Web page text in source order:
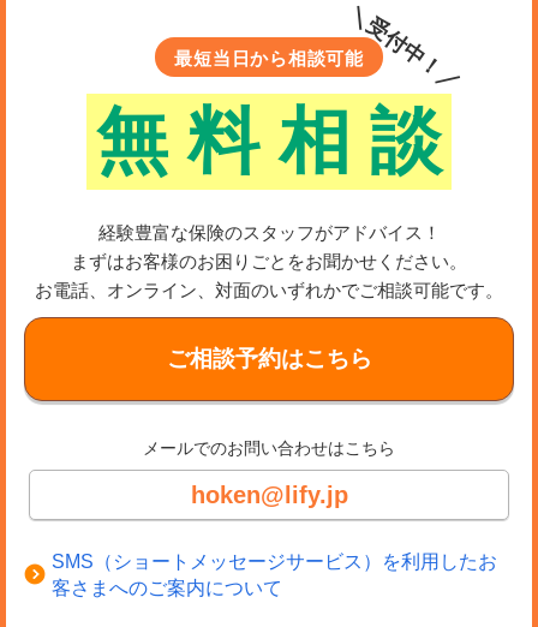
傷害保険と医療保険には以下のような違いがあります。
傷害保険
補償対象 けが
通院時の補償 入院がなくても補償対象になるケースが多い
告知 不要な商品が多い
傷害保険はけがへの補償に特化しています。健康告知が
不要な商品もあるため、持病がある方なども加入しやす
い点が特徴です。補償対象がけがに限られるぶん、保険
料も手ごろに設定されている商品が見られます。
最短当日から相談可能
無 料 相 談
＼受付中！／
経験豊富な保険のスタッフがアドバイス！
まずはお客様のお困りごとをお聞かせください。
お電話、オンライン、対面のいずれかでご相談可能です。
ご相談予約はこちら
メールでのお問い合わせはこちら
hoken@lify.jp
SMS（ショートメッセージサービス）を利用したお
客さまへのご案内について